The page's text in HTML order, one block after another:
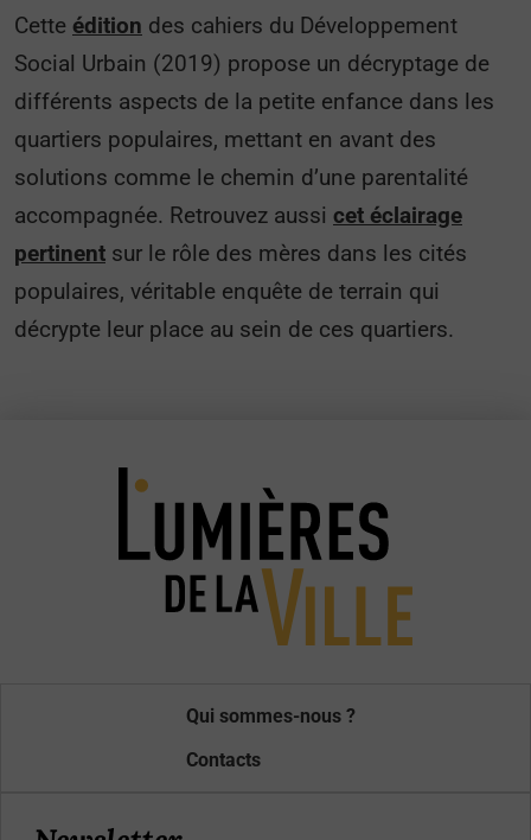
Cette édition des cahiers du Développement
Social Urbain (2019) propose un décryptage de
différents aspects de la petite enfance dans les
quartiers populaires, mettant en avant des
solutions comme le chemin d’une parentalité
accompagnée. Retrouvez aussi cet éclairage
pertinent sur le rôle des mères dans les cités
populaires, véritable enquête de terrain qui
décrypte leur place au sein de ces quartiers.
Qui sommes-nous ?
Contacts